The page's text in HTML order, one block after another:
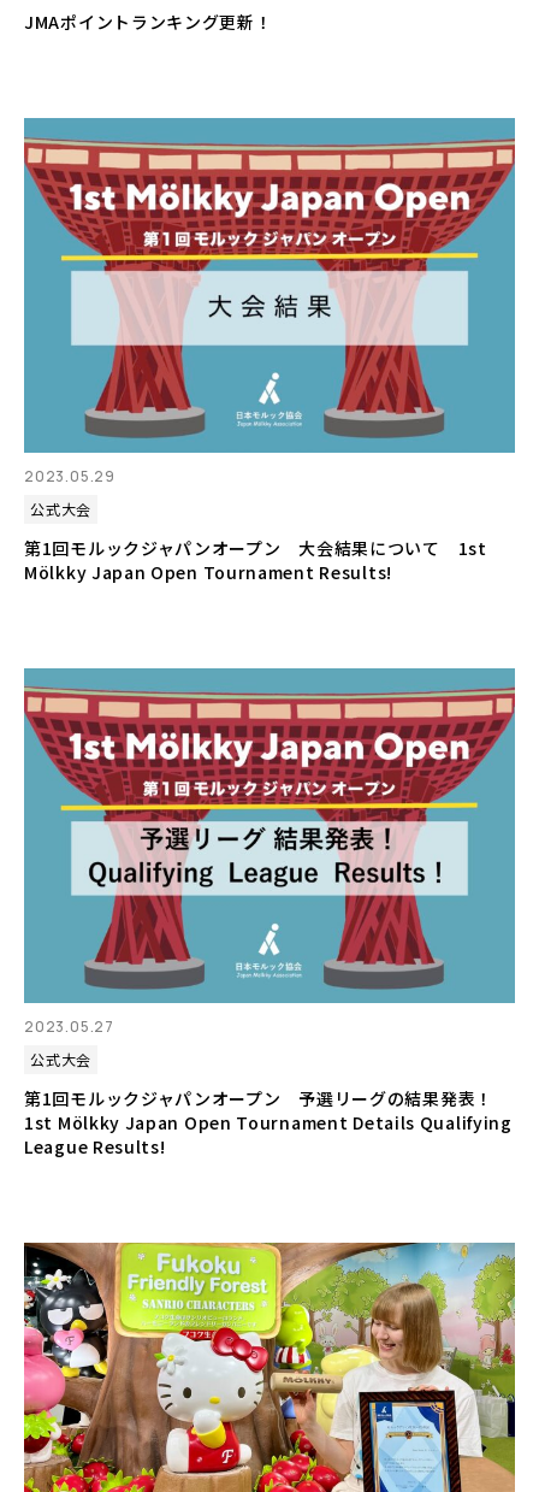
JMAポイントランキング更新！
2023.05.29
公式大会
第1回モルックジャパンオープン 大会結果について 1st
Mölkky Japan Open Tournament Results!
2023.05.27
公式大会
第1回モルックジャパンオープン 予選リーグの結果発表！
1st Mölkky Japan Open Tournament Details Qualifying
League Results!